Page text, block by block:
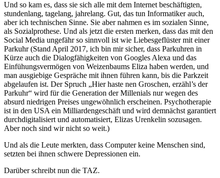
Und so kam es, dass sie sich alle mit dem Internet beschäftigten,
stundenlang, tagelang, jahrelang. Gut, das tun Informatiker auch,
aber ich technischen Sinne. Sie aber nahmen es im sozialen Sinne,
als Sozialprothese. Und als jetzt die ersten merken, dass das mit den
Social Media ungefähr so sinnvoll ist wie Liebesgeflüster mit einer
Parkuhr (Stand April 2017, ich bin mir sicher, dass Parkuhren in
Kürze auch die Dialogfähigkeiten von Googles Alexa und das
Einfühungsvermögen von Weizenbaums Eliza haben werden, und
man ausgiebige Gespräche mit ihnen führen kann, bis die Parkzeit
abgelaufen ist. Der Spruch „Hier haste nen Groschen, erzähl’s der
Parkuhr“ wird für die Generation der Millenials nur wegen des
absurd niedrigen Preises ungewöhnlich erscheinen. Psychotherapie
ist in den USA ein Milliardengeschäft und wird demnächst garantiert
durchdigitalisiert und automatisiert, Elizas Urenkelin sozusagen.
Aber noch sind wir nicht so weit.)
Und als die Leute merkten, dass Computer keine Menschen sind,
setzten bei ihnen schwere Depressionen ein.
Darüber schreibt nun die TAZ.